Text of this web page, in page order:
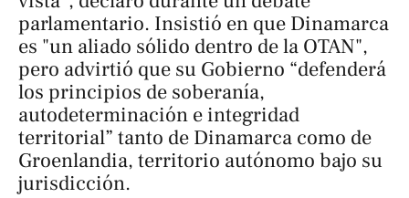
parlamentario. Insistió en que Dinamarca
es "un aliado sólido dentro de la OTAN",
pero advirtió que su Gobierno “defenderá
los principios de soberanía,
autodeterminación e integridad
territorial” tanto de Dinamarca como de
Groenlandia, territorio autónomo bajo su
jurisdicción.